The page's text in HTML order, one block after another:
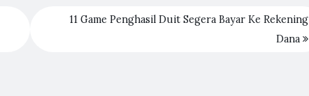
11 Game Penghasil Duit Segera Bayar Ke Rekening
Dana